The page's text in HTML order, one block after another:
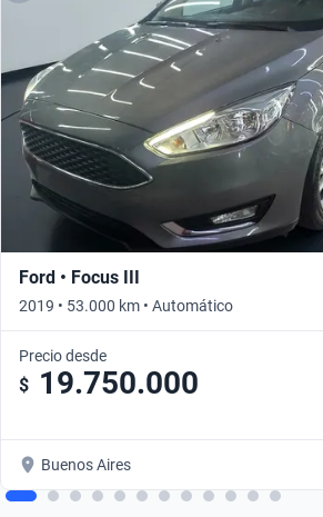
Ford • Focus III
2019 • 53.000 km • Automático
Precio desde
$ 19.750.000
Buenos Aires